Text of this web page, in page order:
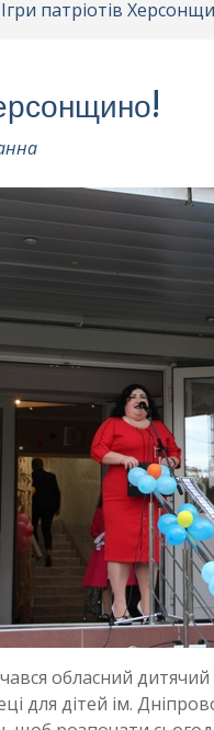
Ігри патріотів
обласний
для дітей ім.